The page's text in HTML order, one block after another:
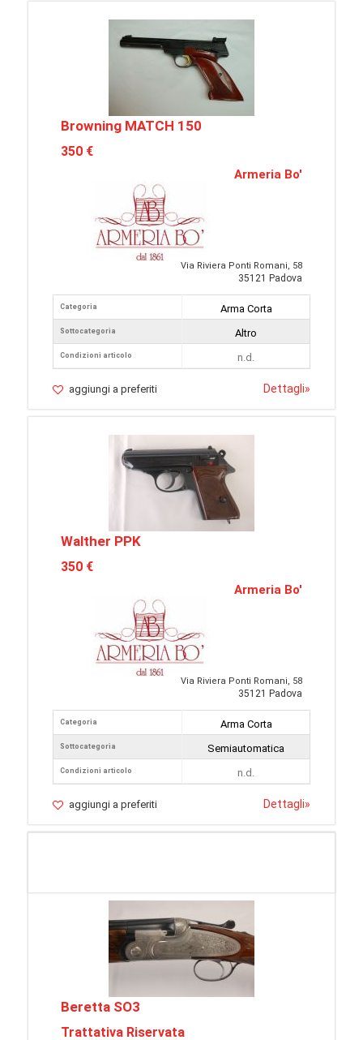
Browning MATCH 150
350 €
Armeria Bo'
Via Riviera Ponti Romani, 58
35121 Padova
Categoria
Sottocategoria
Condizioni articolo
Arma Corta
Altro
n.d.
aggiungi a preferiti Dettagli»
Walther PPK
350 €
Armeria Bo'
Via Riviera Ponti Romani, 58
35121 Padova
Categoria
Sottocategoria
Condizioni articolo
Arma Corta
Semiautomatica
n.d.
aggiungi a preferiti Dettagli»
Beretta SO3
Trattativa Riservata